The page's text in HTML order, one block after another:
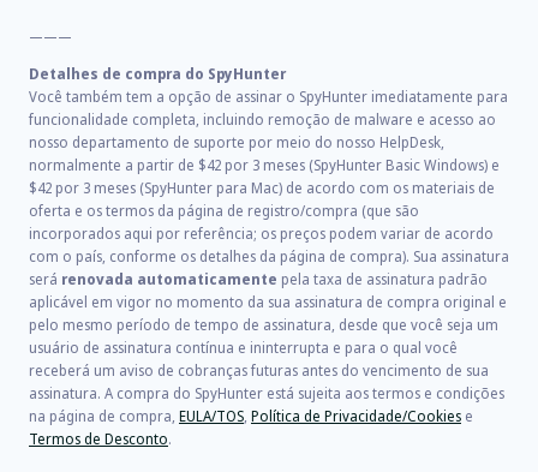
———
Detalhes de compra do SpyHunter
Você também tem a opção de assinar o SpyHunter imediatamente para
funcionalidade completa, incluindo remoção de malware e acesso ao
nosso departamento de suporte por meio do nosso HelpDesk,
normalmente a partir de $42 por 3 meses (SpyHunter Basic Windows) e
$42 por 3 meses (SpyHunter para Mac) de acordo com os materiais de
oferta e os termos da página de registro/compra (que são
incorporados aqui por referência; os preços podem variar de acordo
com o país, conforme os detalhes da página de compra). Sua assinatura
será renovada automaticamente pela taxa de assinatura padrão
aplicável em vigor no momento da sua assinatura de compra original e
pelo mesmo período de tempo de assinatura, desde que você seja um
usuário de assinatura contínua e ininterrupta e para o qual você
receberá um aviso de cobranças futuras antes do vencimento de sua
assinatura. A compra do SpyHunter está sujeita aos termos e condições
na página de compra, EULA/TOS, Política de Privacidade/Cookies e
Termos de Desconto.